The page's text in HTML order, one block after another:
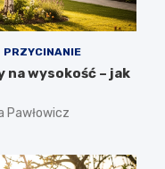
PRZYCINANIE
wysokość – jak
Pawłowicz